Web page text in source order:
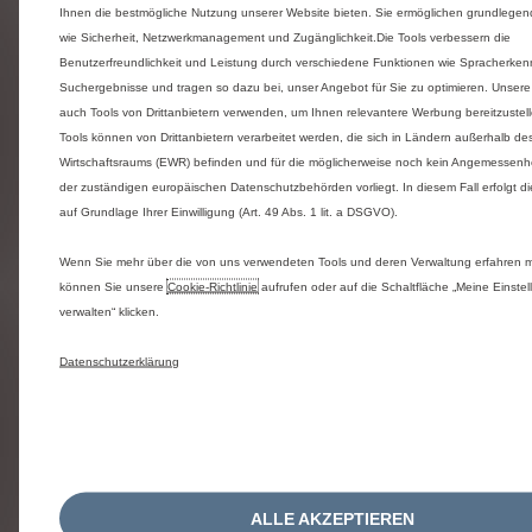
of conflict of interest (employees of
Sales Points, Automobiles Citroën
PSA Peugeot Citroën Group are
The assertion has been submitted by a
professional (only opinions from
persons who are not professionals are
allowed)
The assertion is a duplicate (same
and same customer experience)
provided incorrect personal identifying
longer part of Advisor program
Ihnen die bestmögliche Nutzung unserer Website bieten. Sie ermöglichen
wie Sicherheit, Netzwerkmanagement und Zugänglichkeit.Die Tools verbessern die
Benutzerfreundlichkeit und Leistung durch verschiedene Funktionen wie
Suchergebnisse und tragen so dazu bei, unser Angebot für Sie zu optimieren.
auch Tools von Drittanbietern verwenden, um Ihnen relevantere Werbung
Tools können von Drittanbietern verarbeitet werden, die sich in Ländern außerhalb
Wirtschaftsraums (EWR) befinden und für die möglicherweise noch kein
der zuständigen europäischen Datenschutzbehörden vorliegt. In diesem Fall erfolgt
auf Grundlage Ihrer Einwilligung (Art. 49 Abs. 1 lit. a DSGVO).
Wenn Sie mehr über die von uns verwendeten Tools und deren Verwaltung erfahren
können Sie unsere Cookie‑Richtlinie aufrufen oder auf die Schaltfläche „Meine
verwalten“ klicken.
Datenschutzerklärung
ALLE AKZEPTIEREN